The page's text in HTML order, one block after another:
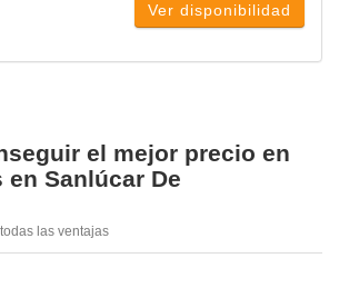
Ver disponibilidad
el mejor precio en
Sanlúcar De
las ventajas